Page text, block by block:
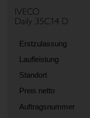
IVECO
Daily 35C14 D
Erstzulassung
Laufleistung
Standort
Preis netto
Auftragsnummer